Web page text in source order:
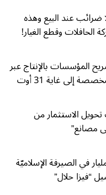
ضرائب عند البيع وهذه
الحافلات وقطع الغيار!
المؤسسات بالإنتاج عبر
إلى غاية 31 أوت
الاستثمار من
مصانع”
مليار في الصيرفة الإسلاميّة
“فيزا حلال”